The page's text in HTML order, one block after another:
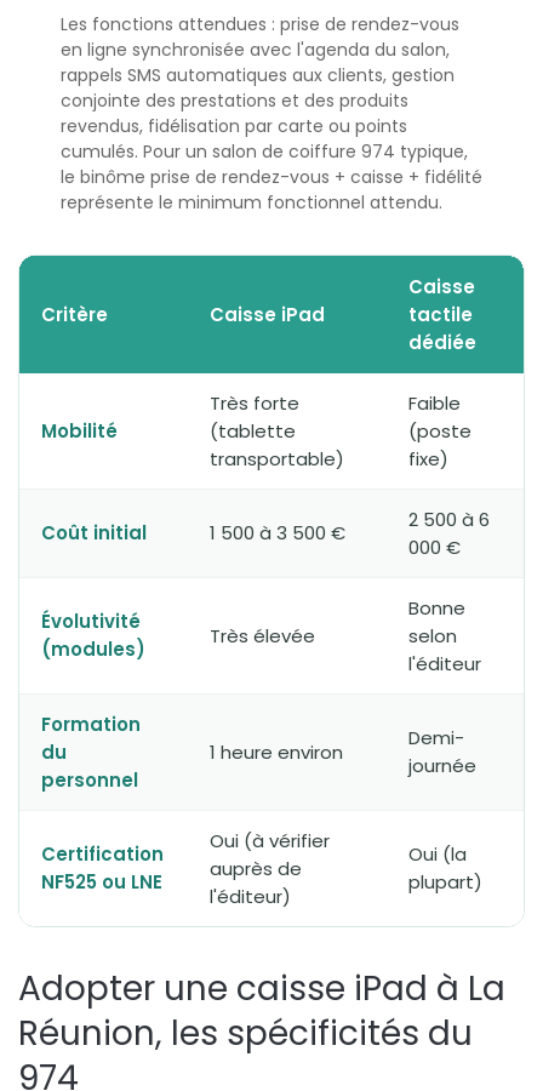
Les fonctions attendues : prise de rendez-vous
en ligne synchronisée avec l'agenda du salon,
rappels SMS automatiques aux clients, gestion
conjointe des prestations et des produits
revendus, fidélisation par carte ou points
cumulés. Pour un salon de coiffure 974 typique,
le binôme prise de rendez-vous + caisse + fidélité
représente le minimum fonctionnel attendu.
Critère Caisse iPad
Caisse
tactile
dédiée
Mobilité
Très forte
(tablette
transportable)
Faible
(poste
fixe)
Coût initial 1 500 à 3 500 €
2 500 à 6
000 €
Évolutivité
(modules)
Très élevée
Bonne
selon
l'éditeur
Formation
du
personnel
1 heure environ
Demi-
journée
Certification
NF525 ou LNE
Oui (à vérifier
auprès de
l'éditeur)
Oui (la
plupart)
Adopter une caisse iPad à La
Réunion, les spécificités du
974